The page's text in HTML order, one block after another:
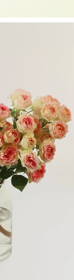
같아요
감과 달라, 오해를
과정에서 꽃송이끼
처가 꽃잎에 남지